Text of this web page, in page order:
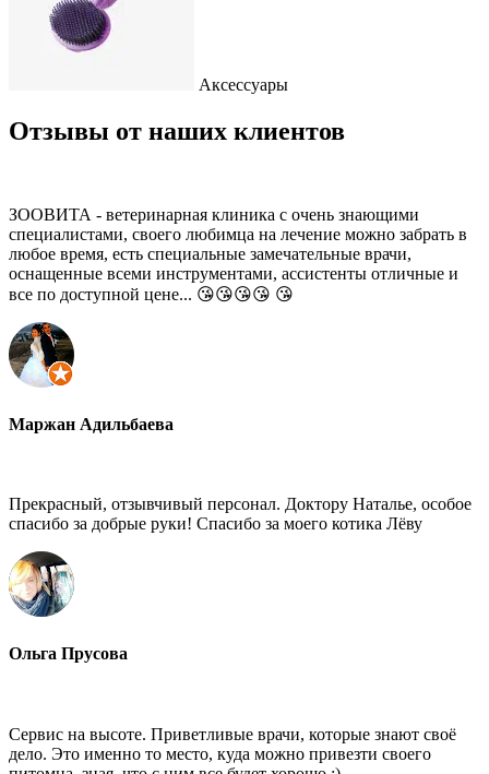
Аксессуары
Отзывы от наших клиентов
ЗООВИТА - ветеринарная клиника с очень знающими
специалистами, своего любимца на лечение можно забрать в
любое время, есть специальные замечательные врачи,
оснащенные всеми инструментами, ассистенты отличные и
все по доступной цене... 😘😘😘😘 😘
Маржан Адильбаева
Прекрасный, отзывчивый персонал. Доктору Наталье, особое
спасибо за добрые руки! Спасибо за моего котика Лёву
Ольга Прусова
Сервис на высоте. Приветливые врачи, которые знают своё
дело. Это именно то место, куда можно привезти своего